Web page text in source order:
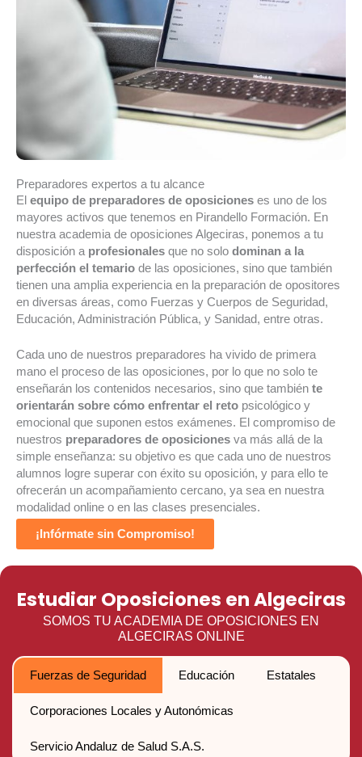
Preparadores expertos a tu alcance
El equipo de preparadores de oposiciones es uno de los
mayores activos que tenemos en Pirandello Formación. En
nuestra academia de oposiciones Algeciras, ponemos a tu
disposición a profesionales que no solo dominan a la
perfección el temario de las oposiciones, sino que también
tienen una amplia experiencia en la preparación de opositores
en diversas áreas, como Fuerzas y Cuerpos de Seguridad,
Educación, Administración Pública, y Sanidad, entre otras.
Cada uno de nuestros preparadores ha vivido de primera
mano el proceso de las oposiciones, por lo que no solo te
enseñarán los contenidos necesarios, sino que también te
orientarán sobre cómo enfrentar el reto psicológico y
emocional que suponen estos exámenes. El compromiso de
nuestros preparadores de oposiciones va más allá de la
simple enseñanza: su objetivo es que cada uno de nuestros
alumnos logre superar con éxito su oposición, y para ello te
ofrecerán un acompañamiento cercano, ya sea en nuestra
modalidad online o en las clases presenciales.
¡Infórmate sin Compromiso!
Estudiar Oposiciones en Algeciras
SOMOS TU ACADEMIA DE OPOSICIONES EN
ALGECIRAS ONLINE
Fuerzas de Seguridad Educación Estatales
Corporaciones Locales y Autonómicas
Servicio Andaluz de Salud S.A.S.